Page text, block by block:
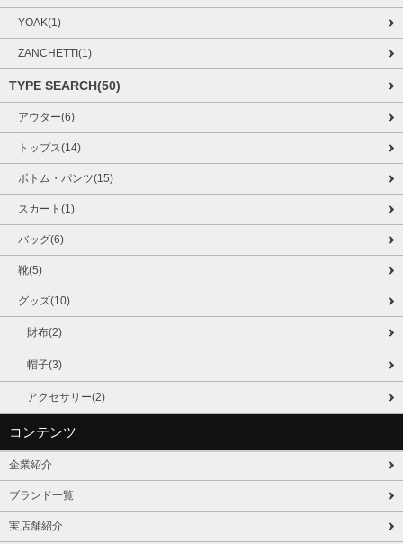
YOAK(1)
ZANCHETTI(1)
TYPE SEARCH(50)
アウター(6)
トップス(14)
ボトム・パンツ(15)
スカート(1)
バッグ(6)
靴(5)
グッズ(10)
財布(2)
帽子(3)
アクセサリー(2)
コンテンツ
企業紹介
ブランド一覧
実店舗紹介